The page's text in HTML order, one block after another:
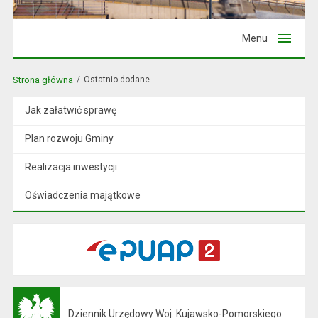
Menu
Strona główna Ostatnio dodane
Jak załatwić sprawę
Plan rozwoju Gminy
Realizacja inwestycji
Oświadczenia majątkowe
Dziennik Urzędowy Woj. Kujawsko-Pomorskiego